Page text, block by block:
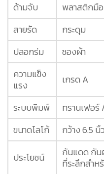
ด้ามจับ
พลาสติกมื
สายรัด
กระดุม
ปลอกร่ม
ซองผ้า
ความแข็ง
แรง
เกรด A
ระบบพิมพ์
ทรานเฟอ
ขนาดโลโก้
กว้าง 6.5
ประโยชน์
กันแดด กัน
ที่ระลึกสำห